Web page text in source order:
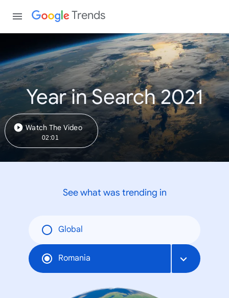
Trends
Year in Search 2021
Watch The Video
02:01
See what was trending in
Global
Romania